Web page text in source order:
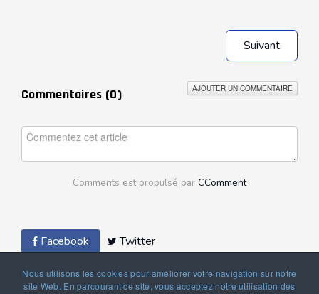
Suivant
Commentaires (0) AJOUTER UN COMMENTAIRE
Comments est propulsé par CComment
Facebook Twitter
Nous utilisons les cookies pour améliorer votre navigation sur notre
site Web. En parcourant ce site, vous acceptez notre utilisation des